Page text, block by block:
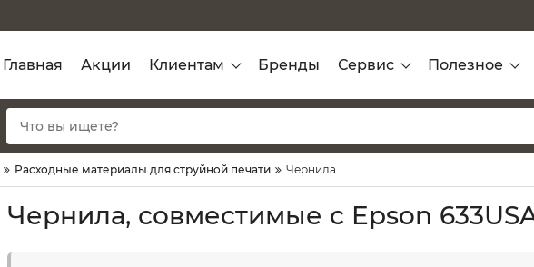
Главная Акции Клиентам Бренды Сервис Полезное
Расходные материалы для струйной печати Чернила
Чернила, совместимые с Epson